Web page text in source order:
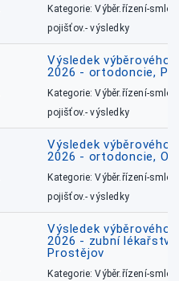
Kategorie: Výběr.řízení-
pojišťov.- výsledky
Výsledek výběrového
2026 - ortodoncie,
Kategorie: Výběr.řízení-
pojišťov.- výsledky
Výsledek výběrového
2026 - ortodoncie,
Kategorie: Výběr.řízení-
pojišťov.- výsledky
Výsledek výběrového
2026 - zubní
Prostějov
Kategorie: Výběr.řízení-